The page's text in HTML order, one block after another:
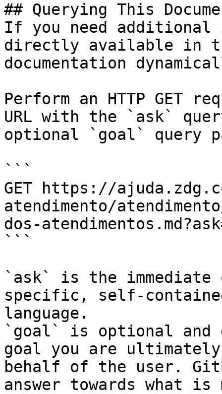
## Querying This
If you need
directly available in
documentation
Perform an HTTP GET
URL with the `ask`
optional `goal` query
```
GET https://
atendimento/
dos-
```
`ask` is the
specific, self-
language.
`goal` is optional and
goal you are
behalf of the user.
answer towards what